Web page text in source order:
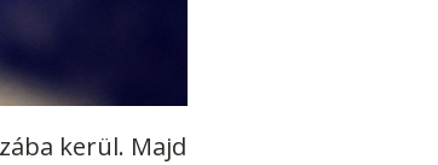
kerül. Majd